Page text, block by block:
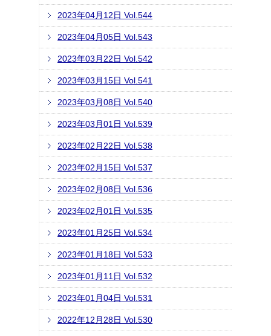
2023年04月12日 Vol.544
2023年04月05日 Vol.543
2023年03月22日 Vol.542
2023年03月15日 Vol.541
2023年03月08日 Vol.540
2023年03月01日 Vol.539
2023年02月22日 Vol.538
2023年02月15日 Vol.537
2023年02月08日 Vol.536
2023年02月01日 Vol.535
2023年01月25日 Vol.534
2023年01月18日 Vol.533
2023年01月11日 Vol.532
2023年01月04日 Vol.531
2022年12月28日 Vol.530